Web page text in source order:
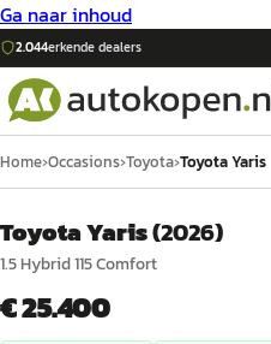
Ga naar inhoud
2.044erkende dealers
Home›Occasions›Toyota›Toyota Yaris
Toyota Yaris(2026)
1.5 Hybrid 115 Comfort
€ 25.400